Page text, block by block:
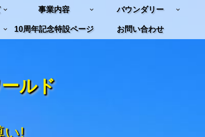
事業内容 バウンダリー
10周年記念特設ページ お問い合わせ
ルド
い!